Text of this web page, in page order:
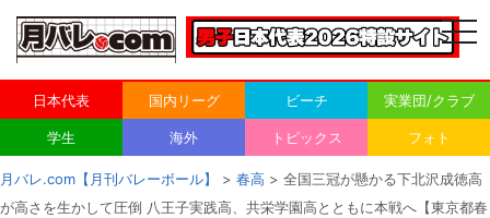
日本代表 国内リーグ ビーチ 実業団/クラブ
学生 海外 トピックス フォト
月バレ.com【月刊バレーボール】 > 春高 > 全国三冠が懸かる下北沢成徳高
が高さを生かして圧倒 八王子実践高、共栄学園高とともに本戦へ【東京都春